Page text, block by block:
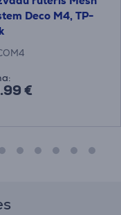
Deco M4, TP-
€